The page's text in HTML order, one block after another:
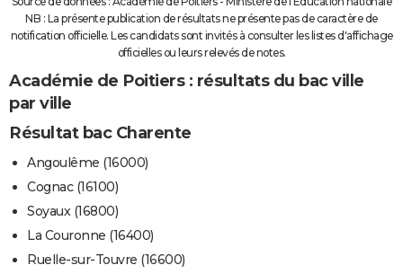
NB : La présente publication de résultats ne présente pas de caractère de
notification officielle. Les candidats sont invités à consulter les listes d'affichage
officielles ou leurs relevés de notes.
Académie de Poitiers : résultats du bac ville
par ville
Résultat bac Charente
Angoulême (16000)
Cognac (16100)
Soyaux (16800)
La Couronne (16400)
Ruelle-sur-Touvre (16600)